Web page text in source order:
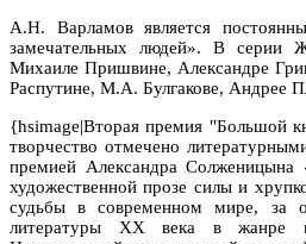
А.Н. Варламов является
замечательных людей». В серии
Михаиле Пришвине, Александре
Распутине, М.А. Булгакове, Андрее
{hsimage|Вторая премия "Большой
творчество отмечено
премией Александра Солженицына
художественной прозе силы и
судьбы в современном мире, за
литературы XX века в жанре